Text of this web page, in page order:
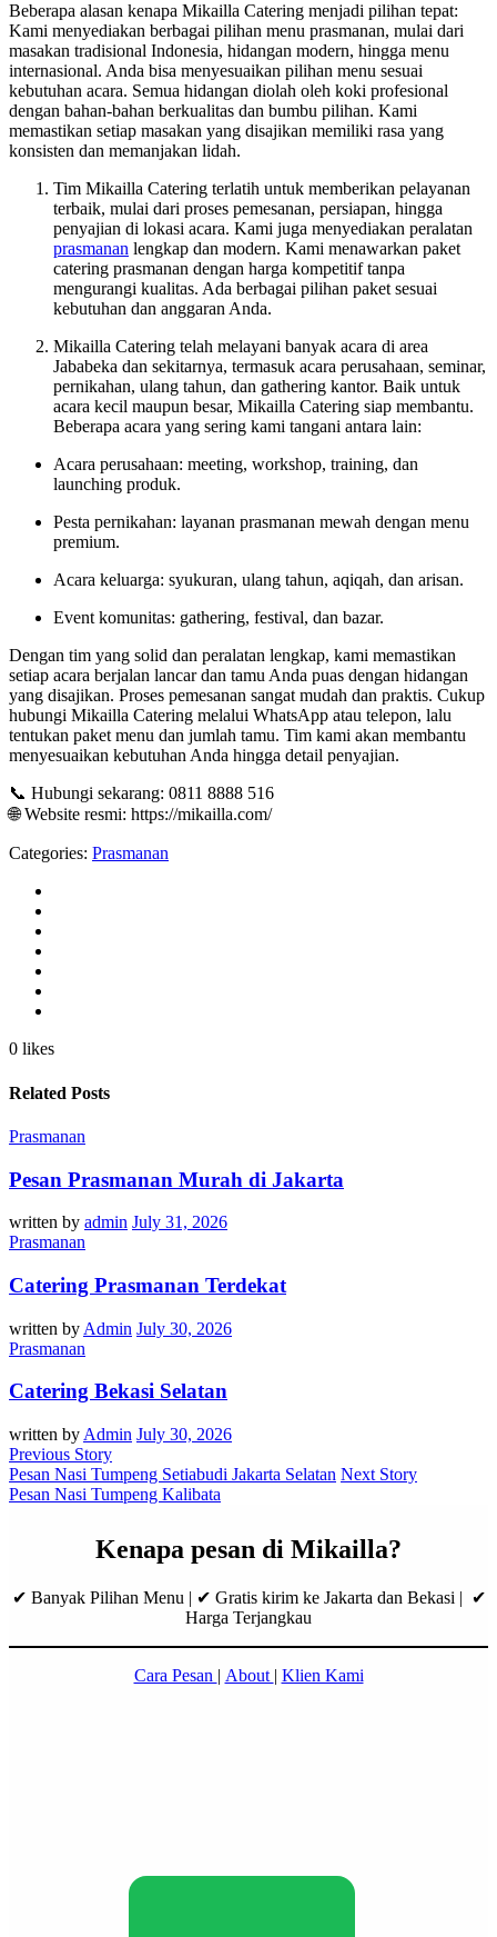
Beberapa alasan kenapa Mikailla Catering menjadi pilihan tepat:
Kami menyediakan berbagai pilihan menu prasmanan, mulai dari
masakan tradisional Indonesia, hidangan modern, hingga menu
internasional. Anda bisa menyesuaikan pilihan menu sesuai
kebutuhan acara. Semua hidangan diolah oleh koki profesional
dengan bahan-bahan berkualitas dan bumbu pilihan. Kami
memastikan setiap masakan yang disajikan memiliki rasa yang
konsisten dan memanjakan lidah.
Tim Mikailla Catering terlatih untuk memberikan pelayanan
terbaik, mulai dari proses pemesanan, persiapan, hingga
penyajian di lokasi acara. Kami juga menyediakan peralatan
prasmanan lengkap dan modern. Kami menawarkan paket
catering prasmanan dengan harga kompetitif tanpa
mengurangi kualitas. Ada berbagai pilihan paket sesuai
kebutuhan dan anggaran Anda.
Mikailla Catering telah melayani banyak acara di area
Jababeka dan sekitarnya, termasuk acara perusahaan, seminar,
pernikahan, ulang tahun, dan gathering kantor. Baik untuk
acara kecil maupun besar, Mikailla Catering siap membantu.
Beberapa acara yang sering kami tangani antara lain:
Acara perusahaan: meeting, workshop, training, dan
launching produk.
Pesta pernikahan: layanan prasmanan mewah dengan menu
premium.
Acara keluarga: syukuran, ulang tahun, aqiqah, dan arisan.
Event komunitas: gathering, festival, dan bazar.
Dengan tim yang solid dan peralatan lengkap, kami memastikan
setiap acara berjalan lancar dan tamu Anda puas dengan hidangan
yang disajikan. Proses pemesanan sangat mudah dan praktis. Cukup
hubungi Mikailla Catering melalui WhatsApp atau telepon, lalu
tentukan paket menu dan jumlah tamu. Tim kami akan membantu
menyesuaikan kebutuhan Anda hingga detail penyajian.
📞 Hubungi sekarang: 0811 8888 516
🌐 Website resmi: https://mikailla.com/
Categories: Prasmanan
0 likes
Related Posts
Prasmanan
Pesan Prasmanan Murah di Jakarta
written by admin July 31, 2026
Prasmanan
Catering Prasmanan Terdekat
written by Admin July 30, 2026
Prasmanan
Catering Bekasi Selatan
written by Admin July 30, 2026
Previous Story
Pesan Nasi Tumpeng Setiabudi Jakarta Selatan Next Story
Pesan Nasi Tumpeng Kalibata
Kenapa pesan di Mikailla?
✔ Banyak Pilihan Menu | ✔ Gratis kirim ke Jakarta dan Bekasi | ✔
Harga Terjangkau
Cara Pesan | About | Klien Kami